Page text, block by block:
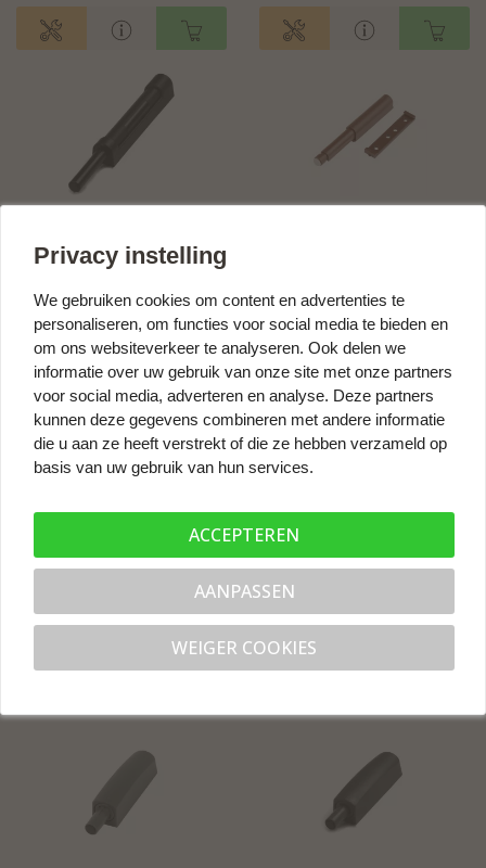
zwart
€6,28
prijs per stuk
€6,17
prijs per stuk
Druksnapper met buffer -
€5,95
Druksnapper met buffer -
€5,95
prijs per stuk
Privacy instelling
We gebruiken cookies om content en advertenties te
personaliseren, om functies voor social media te bieden en
om ons websiteverkeer te analyseren. Ook delen we
informatie over uw gebruik van onze site met onze partners
voor social media, adverteren en analyse. Deze partners
kunnen deze gegevens combineren met andere informatie
die u aan ze heeft verstrekt of die ze hebben verzameld op
basis van uw gebruik van hun services.
ACCEPTEREN
AANPASSEN
WEIGER COOKIES